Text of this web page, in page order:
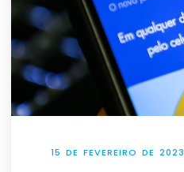
15 DE FEVEREIRO DE 2023